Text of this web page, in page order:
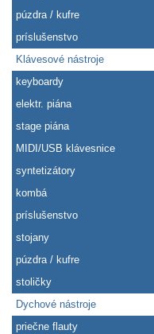
púzdra / kufre
príslušenstvo
Klávesové nástroje
keyboardy
elektr. piána
stage piána
MIDI/USB klávesnice
syntetizátory
kombá
príslušenstvo
stojany
púzdra / kufre
stoličky
Dychové nástroje
priečne flauty